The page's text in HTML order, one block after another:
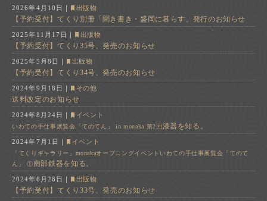
2026年4月10日 ｜ 出版物
【予約受付】てくり別冊「聞き書き・盛岡に暮らす」発行のお知らせ
2025年11月17日 ｜ 出版物
【予約受付】てくり35号、発売のお知らせ
2025年5月8日 ｜ 出版物
【予約受付】てくり34号、発売のお知らせ
2024年9月18日 ｜ その他
送料改定のお知らせ
2024年8月24日 ｜ イベント
いわての手仕事展覧会「てのてん」 in monaka 第2回 漆器を知る。
2024年7月1日 ｜ イベント
「てくりギャラリー」monakaオープニングイベント いわての手仕事展覧会「てのて
ん」 ①南部鉄器を知る。
2024年6月28日 ｜ 出版物
【予約受付】てくり33号、発売のお知らせ